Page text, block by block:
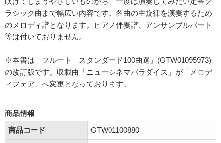
ラシック曲まで幅広い内容です。各曲の主旋律を演奏するため
のメロディ譜となります。ピアノ伴奏譜、アンサンブルパート
等は付いておりません。
※本書は「フルート スタンダード100曲選」(GTW01095973)
の改訂版です。収載曲「ニューシネマパラダイス」が「メロデ
ィフェア」へ変更となっております。
商品情報
商品コード
GTW01100880